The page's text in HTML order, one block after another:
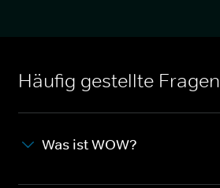
Häufig gestellte Fragen
Was ist WOW?